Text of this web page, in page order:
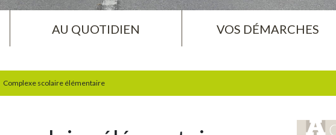
AU QUOTIDIEN VOS DÉMARCHES
Complexe scolaire élémentaire